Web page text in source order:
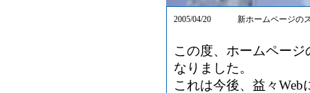
2005/04/20 新ホームページの
この度、ホームペー
なりました。
これは今後、益々